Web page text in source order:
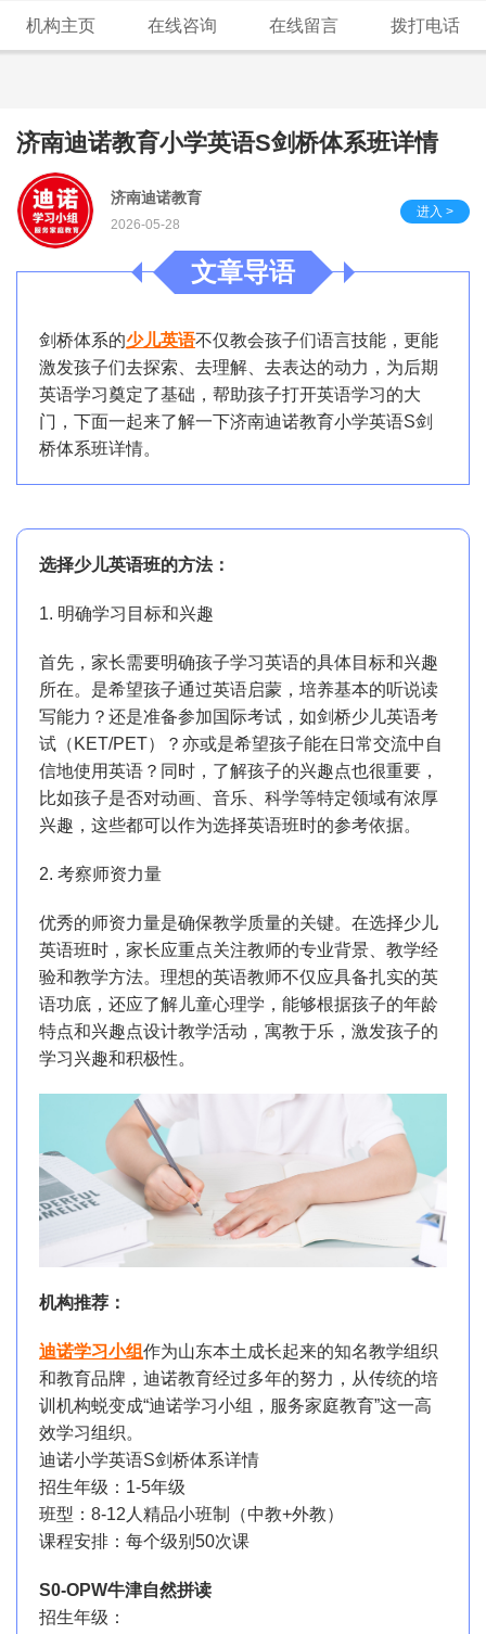
机构主页 在线咨询 在线留言 拨打电话
济南迪诺教育小学英语S剑桥体系班详情
济南迪诺教育
2026-05-28
进入 >
文章导语
剑桥体系的少儿英语不仅教会孩子们语言技能，更能
激发孩子们去探索、去理解、去表达的动力，为后期
英语学习奠定了基础，帮助孩子打开英语学习的大
门，下面一起来了解一下济南迪诺教育小学英语S剑
桥体系班详情。
选择少儿英语班的方法：
1. 明确学习目标和兴趣
首先，家长需要明确孩子学习英语的具体目标和兴趣
所在。是希望孩子通过英语启蒙，培养基本的听说读
写能力？还是准备参加国际考试，如剑桥少儿英语考
试（KET/PET）？亦或是希望孩子能在日常交流中自
信地使用英语？同时，了解孩子的兴趣点也很重要，
比如孩子是否对动画、音乐、科学等特定领域有浓厚
兴趣，这些都可以作为选择英语班时的参考依据。
2. 考察师资力量
优秀的师资力量是确保教学质量的关键。在选择少儿
英语班时，家长应重点关注教师的专业背景、教学经
验和教学方法。理想的英语教师不仅应具备扎实的英
语功底，还应了解儿童心理学，能够根据孩子的年龄
特点和兴趣点设计教学活动，寓教于乐，激发孩子的
学习兴趣和积极性。
机构推荐：
迪诺学习小组作为山东本土成长起来的知名教学组织
和教育品牌，迪诺教育经过多年的努力，从传统的培
训机构蜕变成“迪诺学习小组，服务家庭教育”这一高
效学习组织。
迪诺小学英语S剑桥体系详情
招生年级：1-5年级
班型：8-12人精品小班制（中教+外教）
课程安排：每个级别50次课
S0-OPW牛津自然拼读
招生年级：